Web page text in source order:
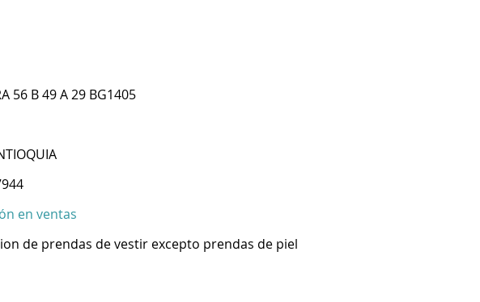
56 B 49 A 29 BG1405
en ventas
de prendas de vestir excepto prendas de piel